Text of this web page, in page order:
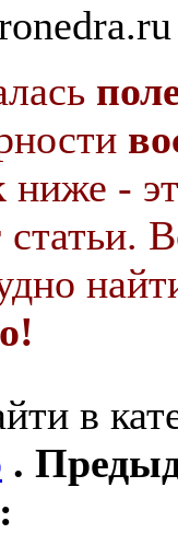
ниже -
в
.